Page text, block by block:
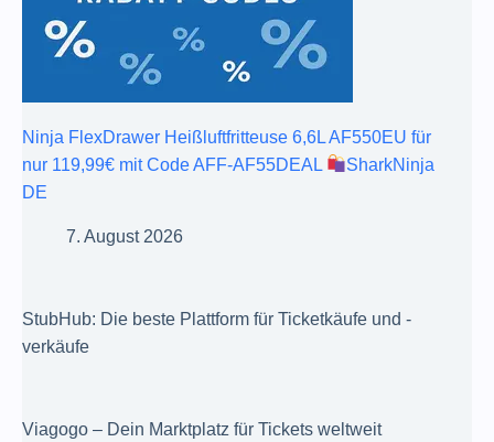
Ninja FlexDrawer Heißluftfritteuse 6,6L AF550EU für
nur 119,99€ mit Code AFF-AF55DEAL
SharkNinja
DE
7. August 2026
StubHub: Die beste Plattform für Ticketkäufe und -
verkäufe
Viagogo – Dein Marktplatz für Tickets weltweit